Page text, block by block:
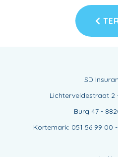
SD
Lichterveldestraat 2
Burg 47 -
Kortemark: 051 56 99 00